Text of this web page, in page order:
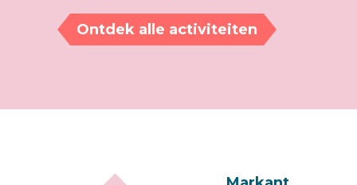
Ontdek alle activiteiten